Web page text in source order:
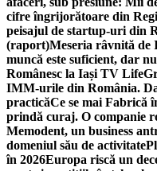
cifre îngrijorătoare din
peisajul de startup-uri din
(raport)Meseria râvnită de
muncă este suficient, dar
Românesc la Iași TV Life
IMM-urile din România.
practicăCe se mai Fabrică
prindă curaj. O companie
Memodent, un business
domeniul său de activitate
în 2026Europa riscă un